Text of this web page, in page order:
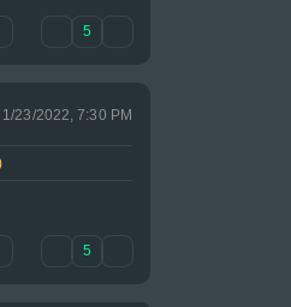
5
1/23/2022, 7:30 PM
5